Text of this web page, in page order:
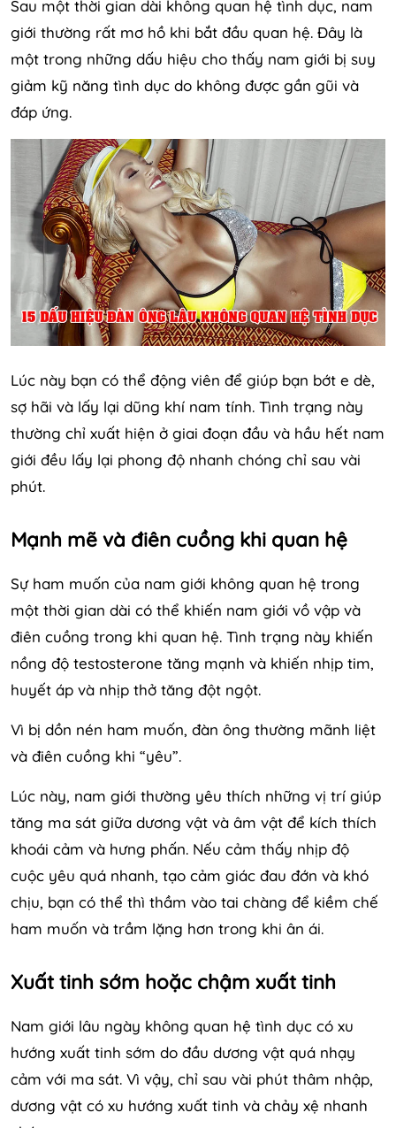
Sau một thời gian dài không quan hệ tình dục, nam
giới thường rất mơ hồ khi bắt đầu quan hệ. Đây là
một trong những dấu hiệu cho thấy nam giới bị suy
giảm kỹ năng tình dục do không được gần gũi và
đáp ứng.
Lúc này bạn có thể động viên để giúp bạn bớt e dè,
sợ hãi và lấy lại dũng khí nam tính. Tình trạng này
thường chỉ xuất hiện ở giai đoạn đầu và hầu hết nam
giới đều lấy lại phong độ nhanh chóng chỉ sau vài
phút.
Mạnh mẽ và điên cuồng khi quan hệ
Sự ham muốn của nam giới không quan hệ trong
một thời gian dài có thể khiến nam giới vồ vập và
điên cuồng trong khi quan hệ. Tình trạng này khiến
nồng độ testosterone tăng mạnh và khiến nhịp tim,
huyết áp và nhịp thở tăng đột ngột.
Vì bị dồn nén ham muốn, đàn ông thường mãnh liệt
và điên cuồng khi “yêu”.
Lúc này, nam giới thường yêu thích những vị trí giúp
tăng ma sát giữa dương vật và âm vật để kích thích
khoái cảm và hưng phấn. Nếu cảm thấy nhịp độ
cuộc yêu quá nhanh, tạo cảm giác đau đớn và khó
chịu, bạn có thể thì thầm vào tai chàng để kiềm chế
ham muốn và trầm lặng hơn trong khi ân ái.
Xuất tinh sớm hoặc chậm xuất tinh
Nam giới lâu ngày không quan hệ tình dục có xu
hướng xuất tinh sớm do đầu dương vật quá nhạy
cảm với ma sát. Vì vậy, chỉ sau vài phút thâm nhập,
dương vật có xu hướng xuất tinh và chảy xệ nhanh